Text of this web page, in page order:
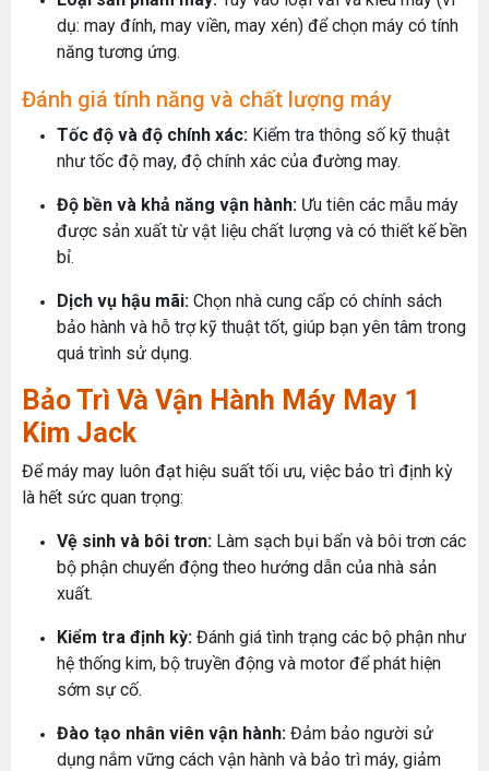
dụ: may đính, may viền, may xén) để chọn máy có tính
năng tương ứng.
Đánh giá tính năng và chất lượng máy
Tốc độ và độ chính xác: Kiểm tra thông số kỹ thuật
như tốc độ may, độ chính xác của đường may.
Độ bền và khả năng vận hành: Ưu tiên các mẫu máy
được sản xuất từ vật liệu chất lượng và có thiết kế bền
bỉ.
Dịch vụ hậu mãi: Chọn nhà cung cấp có chính sách
bảo hành và hỗ trợ kỹ thuật tốt, giúp bạn yên tâm trong
quá trình sử dụng.
Bảo Trì Và Vận Hành Máy May 1
Kim Jack
Để máy may luôn đạt hiệu suất tối ưu, việc bảo trì định kỳ
là hết sức quan trọng:
Vệ sinh và bôi trơn: Làm sạch bụi bẩn và bôi trơn các
bộ phận chuyển động theo hướng dẫn của nhà sản
xuất.
Kiểm tra định kỳ: Đánh giá tình trạng các bộ phận như
hệ thống kim, bộ truyền động và motor để phát hiện
sớm sự cố.
Đào tạo nhân viên vận hành: Đảm bảo người sử
dụng nắm vững cách vận hành và bảo trì máy, giảm